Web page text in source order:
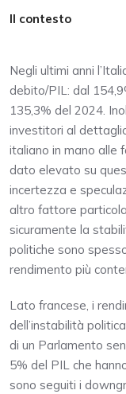
Il contesto
Negli ultimi anni
debito/PIL: dal
135,3% del 2024.
investitori al
italiano in mano alle
dato elevato su
incertezza e
altro fattore
sicuramente la
politiche sono
rendimento più
Lato francese, i
dell’instabilità
di un Parlamento
5% del PIL che
sono seguiti i